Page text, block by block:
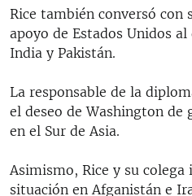
la
búsqueda
ARTE Y ENTRETENIMIENTO
OPINIÓN GRÁFICA
RADIO MARTÍ
ESPECIALES
LA REALIDAD DE LA VIVIENDA
EDITORIALES
Rice también conversó con
apoyo de Estados Unidos
India y Pakistán.
La responsable de la
el deseo de Washington
en el Sur de Asia.
Asimismo, Rice y su
situación en Afganistán e